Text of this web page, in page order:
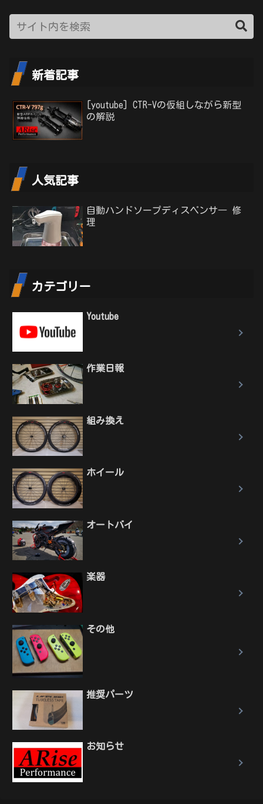
新着記事
[youtube] CTR-Vの仮組しながら新型
の解説
人気記事
自動ハンドソープディスペンサ― 修
理
カテゴリー
Youtube
作業日報
組み換え
ホイール
オートバイ
楽器
その他
推奨パーツ
お知らせ